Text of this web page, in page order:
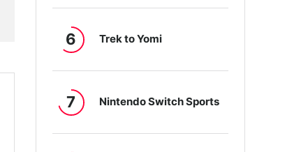
6 Trek to Yomi
7 Nintendo Switch Sports